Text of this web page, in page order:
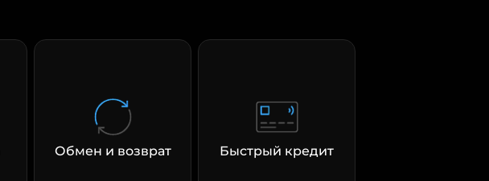
Обмен и возврат Быстрый кредит